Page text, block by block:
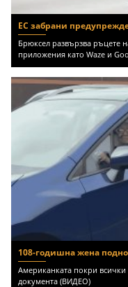
ЕС забрани
Брюксел развързва ръцете
приложения като Waze и
108-годишна жена
Американката покри
документа (ВИДЕО)